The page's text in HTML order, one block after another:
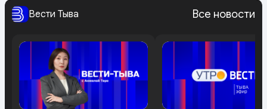
Вести Тыва Все новости